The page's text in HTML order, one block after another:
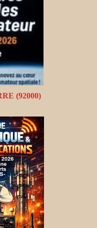
(92000)